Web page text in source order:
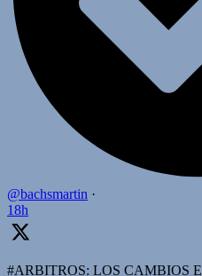
@bachsmartin ·
18h
#ARBITROS: LOS CAMBIOS